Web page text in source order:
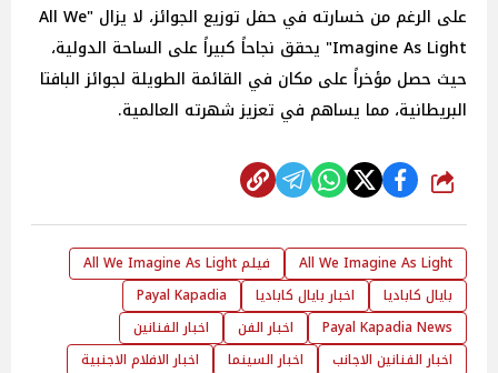
على الرغم من خسارته في حفل توزيع الجوائز، لا يزال "All We
Imagine As Light" يحقق نجاحاً كبيراً على الساحة الدولية،
حيث حصل مؤخراً على مكان في القائمة الطويلة لجوائز البافتا
البريطانية، مما يساهم في تعزيز شهرته العالمية.
شارك
All We Imagine As Light
فيلم All We Imagine As Light
بايال كاباديا
اخبار بايال كاباديا
Payal Kapadia
Payal Kapadia News
اخبار الفن
اخبار الفنانين
اخبار الفنانين الاجانب
اخبار السينما
اخبار الافلام الاجنبية